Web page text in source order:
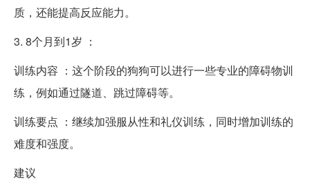
质，还能提高反应能力。
3. 8个月到1岁 ：
训练内容 ：这个阶段的狗狗可以进行一些专业的障碍物训
练，例如通过隧道、跳过障碍等。
训练要点 ：继续加强服从性和礼仪训练，同时增加训练的
难度和强度。
建议